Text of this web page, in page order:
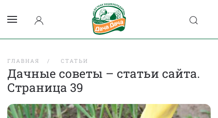
ГЛАВНАЯ СТАТЬИ
Дачные советы – статьи сайта.
Страница 39